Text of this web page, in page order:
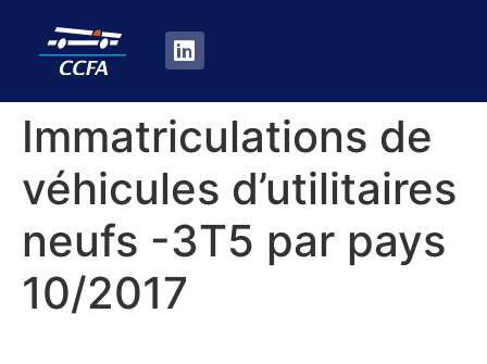
Immatriculations de
véhicules d’utilitaires
neufs -3T5 par pays
10/2017